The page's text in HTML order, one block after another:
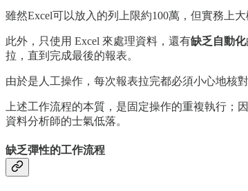
雖然Excel可以放入的列上限約100萬，但實務上
此外，只使用 Excel 來處理資料，還有缺乏自動化
拉，直到完成最後的報表。
由於是人工操作，每次報表拉完都必須小心地核
上述工作流程的本質，是固定操作的重複執行
資料分析師的士氣低落。
缺乏彈性的工作流程